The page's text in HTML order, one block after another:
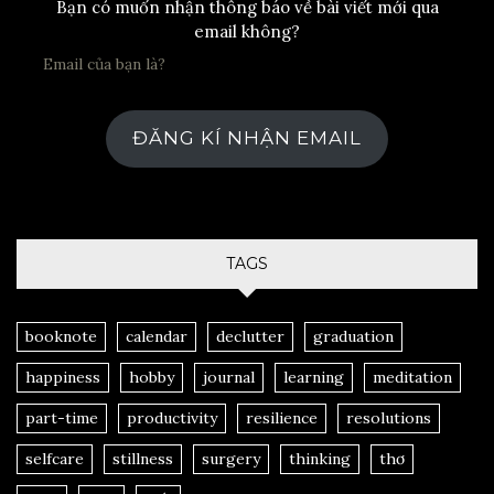
Bạn có muốn nhận thông báo về bài viết mới qua
email không?
ĐĂNG KÍ NHẬN EMAIL
TAGS
booknote calendar declutter graduation
happiness hobby journal learning meditation
part-time productivity resilience resolutions
selfcare stillness surgery thinking thơ